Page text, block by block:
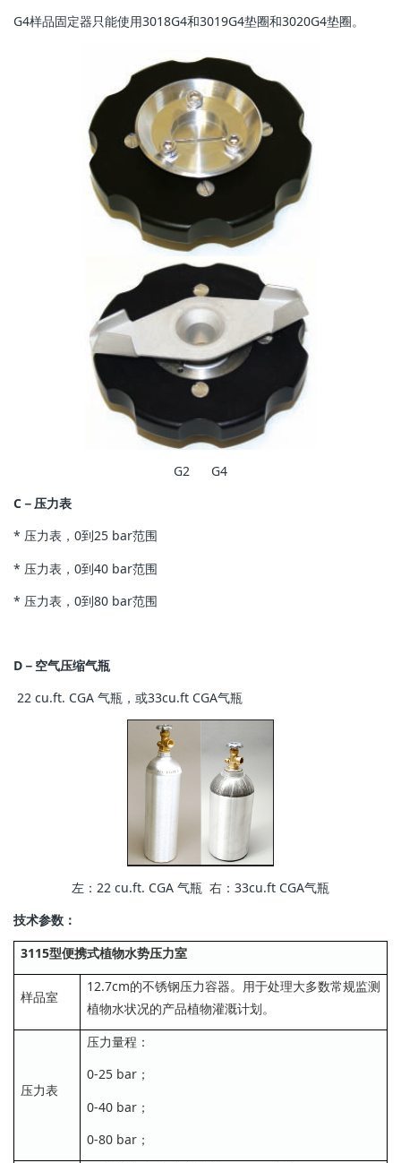
G4样品固定器只能使用3018G4和3019G4垫圈和3020G4垫圈。
G2 G4
C－压力表
* 压力表，0到25 bar范围
* 压力表，0到40 bar范围
* 压力表，0到80 bar范围
D－空气压缩气瓶
22 cu.ft. CGA 气瓶，或33cu.ft CGA气瓶
左：22 cu.ft. CGA 气瓶 右：33cu.ft CGA气瓶
技术参数：
3115型便携式植物水势压力室
样品室
12.7cm的不锈钢压力容器。用于处理大多数常规监测
植物水状况的产品植物灌溉计划。
压力表
压力量程：
0-25 bar；
0-40 bar；
0-80 bar；